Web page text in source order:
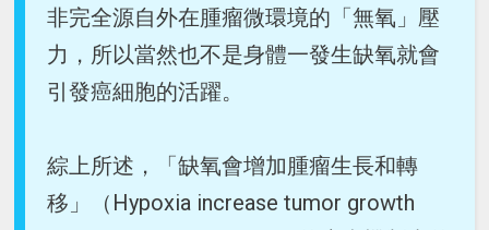
非完全源自外在腫瘤微環境的「無氧」壓
力，所以當然也不是身體一發生缺氧就會
引發癌細胞的活躍。
綜上所述，「缺氧會增加腫瘤生長和轉
移」（Hypoxia increase tumor growth